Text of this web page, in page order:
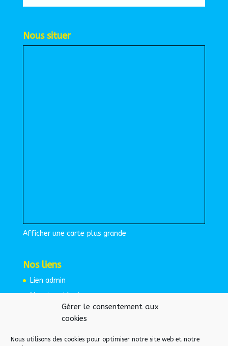
Gérer le consentement aux
cookies
Nous utilisons des cookies pour optimiser notre site web et notre
Nous situer
Afficher une carte plus grande
Nos liens
Lien admin
Mentions légales
Espace protégé